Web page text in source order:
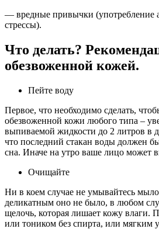
— вредные привычки (употребление
стрессы).
Что делать?
обезвоженной кожей.
Пейте воду
Первое, что необходимо сделать,
обезвоженной кожи любого типа –
выпиваемой жидкости до 2 литров в
что последний стакан воды должен
сна. Иначе на утро ваше лицо может
Очищайте
Ни в коем случае не умывайтесь
деликатным оно не было, в любом
щелочь, которая лишает кожу влаги.
или тоником без спирта, или